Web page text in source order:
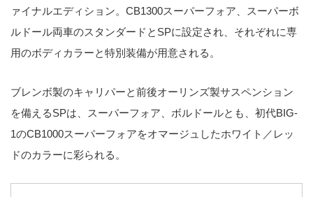
ァイナルエディション。CB1300スーパーフォア、スーパーボ
ルドール両車のスタンダードとSPに設定され、それぞれに専
用のボディカラーと特別装備が用意される。
ブレンボ製のキャリパーと前後オーリンズ製サスペンション
を備えるSPは、スーパーフォア、ボルドールとも、初代BIG-
1のCB1000スーパーフォアをオマージュしたホワイト／レッ
ドのカラーに彩られる。